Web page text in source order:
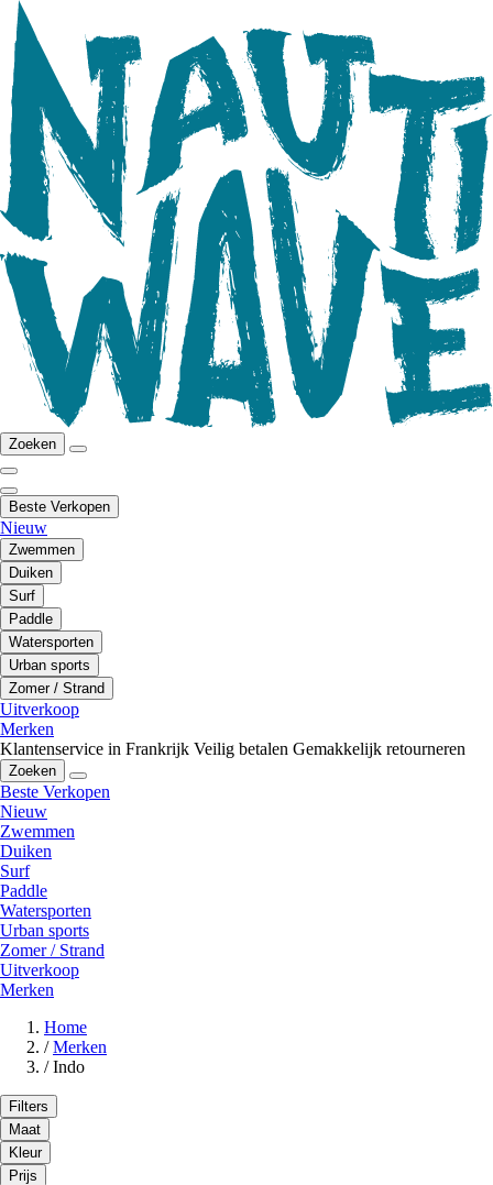
Zoeken
Beste Verkopen
Nieuw
Zwemmen
Duiken
Surf
Paddle
Watersporten
Urban sports
Zomer / Strand
Uitverkoop
Merken
Klantenservice in Frankrijk Veilig betalen Gemakkelijk retourneren
Zoeken
Beste Verkopen
Nieuw
Zwemmen
Duiken
Surf
Paddle
Watersporten
Urban sports
Zomer / Strand
Uitverkoop
Merken
Home
/ Merken
/ Indo
Filters
Maat
Kleur
Prijs